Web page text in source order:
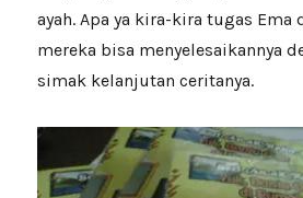
ayah. Apa ya kira-kira tugas Ema
mereka bisa menyelesaikannya
simak kelanjutan ceritanya.